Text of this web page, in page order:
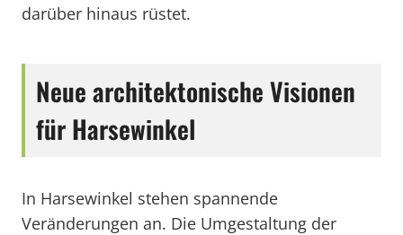
darüber hinaus rüstet.
Neue architektonische Visionen
für Harsewinkel
In Harsewinkel stehen spannende
Veränderungen an. Die Umgestaltung der